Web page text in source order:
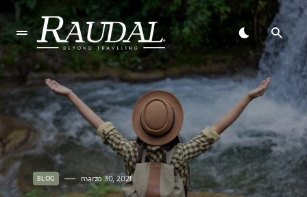
BLOG marzo 30, 2021